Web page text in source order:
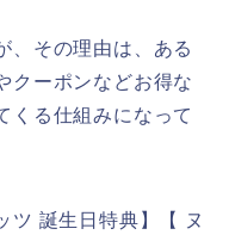
、その理由は、ある
クーポンなどお得な
くる仕組みになって
ツ 誕生日特典】【 ヌ